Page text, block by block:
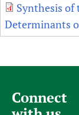
Synthesis of
Determinants
Connect